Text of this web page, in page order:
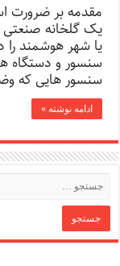
یک گلخانه صنعتی
یا شهر هوشمند را
سنسور و دستگاه
سنسور هایی که
ادامه نوشته »